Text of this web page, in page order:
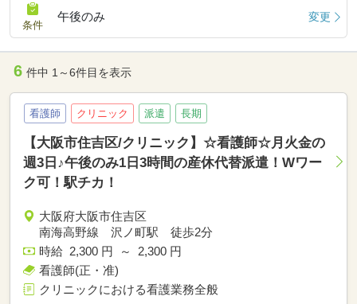
条件
午後のみ 変更
6 件中 1～6件目を表示
看護師 クリニック 派遣 長期
【大阪市住吉区/クリニック】☆看護師☆月火金の
週3日♪午後のみ1日3時間の産休代替派遣！Wワー
ク可！駅チカ！
大阪府大阪市住吉区
南海高野線 沢ノ町駅 徒歩2分
時給 2,300 円 ～ 2,300 円
看護師(正・准)
クリニックにおける看護業務全般